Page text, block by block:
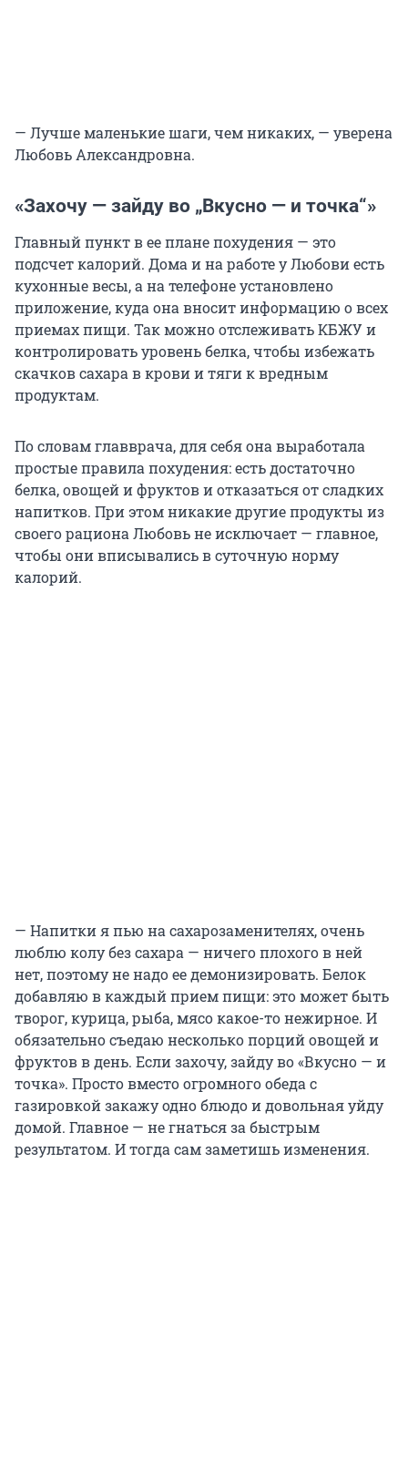
— Лучше маленькие шаги, чем никаких, — уверена
Любовь Александровна.
«Захочу — зайду во „Вкусно — и точка“»
Главный пункт в ее плане похудения — это
подсчет калорий. Дома и на работе у Любови есть
кухонные весы, а на телефоне установлено
приложение, куда она вносит информацию о всех
приемах пищи. Так можно отслеживать КБЖУ и
контролировать уровень белка, чтобы избежать
скачков сахара в крови и тяги к вредным
продуктам.
По словам главврача, для себя она выработала
простые правила похудения: есть достаточно
белка, овощей и фруктов и отказаться от сладких
напитков. При этом никакие другие продукты из
своего рациона Любовь не исключает — главное,
чтобы они вписывались в суточную норму
калорий.
— Напитки я пью на сахарозаменителях, очень
люблю колу без сахара — ничего плохого в ней
нет, поэтому не надо ее демонизировать. Белок
добавляю в каждый прием пищи: это может быть
творог, курица, рыба, мясо какое-то нежирное. И
обязательно съедаю несколько порций овощей и
фруктов в день. Если захочу, зайду во «Вкусно — и
точка». Просто вместо огромного обеда с
газировкой закажу одно блюдо и довольная уйду
домой. Главное — не гнаться за быстрым
результатом. И тогда сам заметишь изменения.